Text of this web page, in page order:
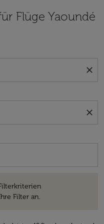
Flüge Yaoundé
close
close
Filter an.